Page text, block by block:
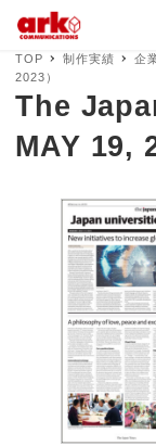
TOP 制作実績 企
2023）
The
MAY 19,